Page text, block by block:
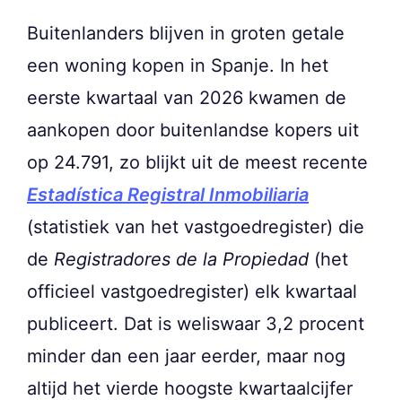
Buitenlanders blijven in groten getale
een woning kopen in Spanje. In het
eerste kwartaal van 2026 kwamen de
aankopen door buitenlandse kopers uit
op 24.791, zo blijkt uit de meest recente
Estadística Registral Inmobiliaria
(statistiek van het vastgoedregister) die
de Registradores de la Propiedad (het
officieel vastgoedregister) elk kwartaal
publiceert. Dat is weliswaar 3,2 procent
minder dan een jaar eerder, maar nog
altijd het vierde hoogste kwartaalcijfer